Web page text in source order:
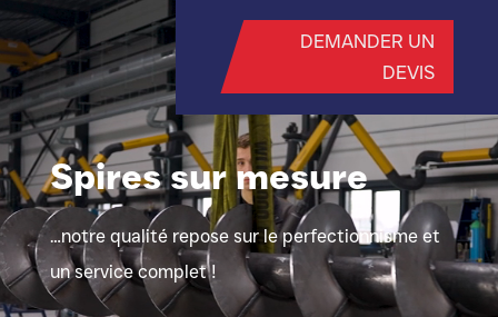
DEMANDER UN
DEVIS
Spires sur mesure
…notre qualité repose sur le perfectionnisme et
un service complet !